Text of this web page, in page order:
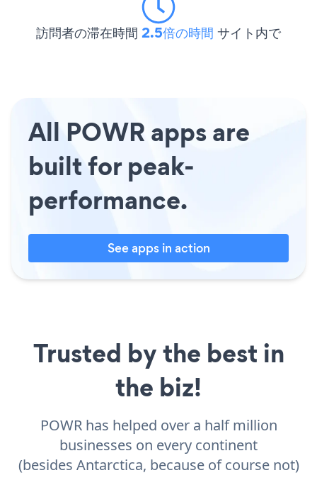
訪問者の滞在時間 2.5倍の時間 サイト内で
All POWR apps are
built for peak-
performance.
See apps in action
Trusted by the best in
the biz!
POWR has helped over a half million
businesses on every continent
(besides Antarctica, because of course not)